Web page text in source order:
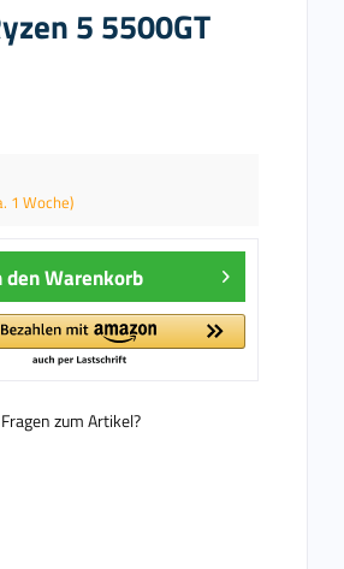
5 5500GT
1 Woche)
denWarenkorb
Fragen zum Artikel?